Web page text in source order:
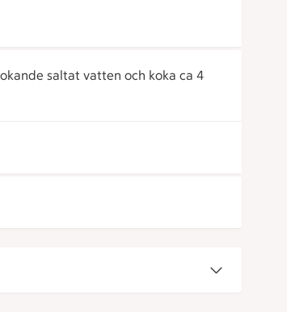
saltat vatten och koka ca 4